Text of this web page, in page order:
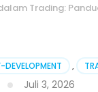
Trading:
DEVELOPMENT ,
Juli 3, 2026